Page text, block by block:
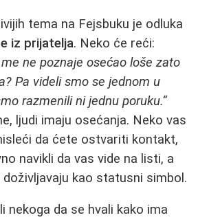
tema na Fejsbuku je odluka
iz prijatelja. Neko će reći:
ne poznaje osećao loše zato
Pa videli smo se jednom u
razmenili ni jednu poruku.“
ljudi imaju osećanja. Neko vas
da ćete ostvariti kontakt,
navikli da vas vide na listi, a
kao statusni simbol.
nekoga da se hvali kako ima